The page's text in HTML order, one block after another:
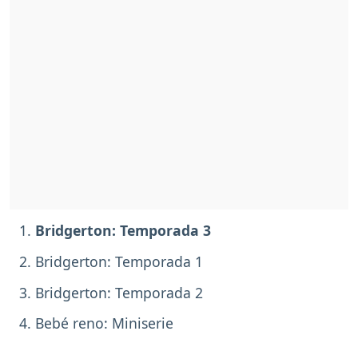
Bridgerton: Temporada 3
Bridgerton: Temporada 1
Bridgerton: Temporada 2
Bebé reno: Miniserie